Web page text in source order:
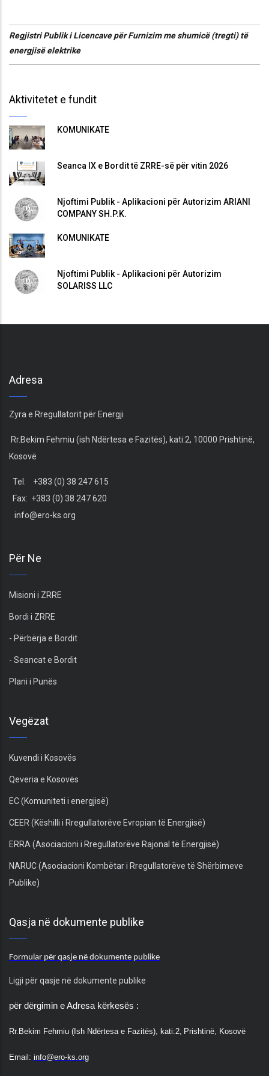
Regjistri Publik i Licencave për Furnizim me shumicë (tregti) të
energjisë elektrike
Aktivitetet e fundit
KOMUNIKATË
Seanca IX e Bordit të ZRRE-së për vitin 2026
Njoftimi Publik - Aplikacioni për Autorizim ARIANI
COMPANY SH.P.K.
KOMUNIKATË
Njoftimi Publik - Aplikacioni për Autorizim
SOLARISS LLC
Adresa
Zyra e Rregullatorit për Energji
Rr.Bekim Fehmiu (ish Ndërtesa e Fazitës), kati:2, 10000 Prishtinë,
Kosovë
Tel: +383 (0) 38 247 615
Fax: +383 (0) 38 247 620
info@ero-ks.org
Për Ne
Misioni i ZRRE
Bordi i ZRRE
- Përbërja e Bordit
- Seancat e Bordit
Plani i Punës
Vegëzat
Kuvendi i Kosovës
Qeveria e Kosovës
EC (Komuniteti i energjisë)
CEER (Këshilli i Rregullatorëve Evropian të Energjisë)
ERRA (Asociacioni i Rregullatorëve Rajonal të Energjisë)
NARUC (Asociacioni Kombëtar i Rregullatorëve të Shërbimeve
Publike)
Qasja në dokumente publike
Formular për qasje në dokumente publike
Ligji për qasje në dokumente publike
për dërgimin e Adresa kërkesës :
Rr. Bekim Fehmiu (Ish Ndërtesa e Fazitës), kati:2, Prishtinë, Kosovë
Email: info@ero-ks.org